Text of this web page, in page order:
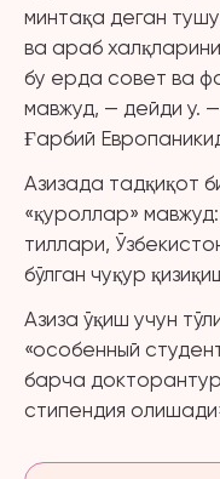
минтақа деган
ва араб
бу ерда совет ва
мавжуд, — дейди у.
Ғарбий
Азизада тадқиқот
«қуроллар» мавжуд:
тиллари,
бўлган чуқур
Азиза ўқиш учун
«особенный
барча
стипендия